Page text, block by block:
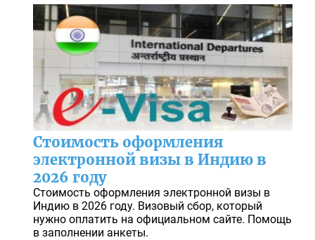
Стоимость оформления
электронной визы в Индию в
2026 году
Стоимость оформления электронной визы в
Индию в 2026 году. Визовый сбор, который
нужно оплатить на официальном сайте. Помощь
в заполнении анкеты.